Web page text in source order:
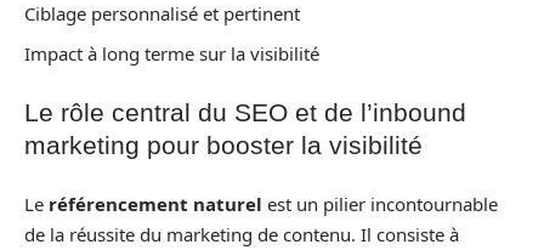
Ciblage personnalisé et pertinent
Impact à long terme sur la visibilité
Le rôle central du SEO et de l’inbound
marketing pour booster la visibilité
Le référencement naturel est un pilier incontournable
de la réussite du marketing de contenu. Il consiste à